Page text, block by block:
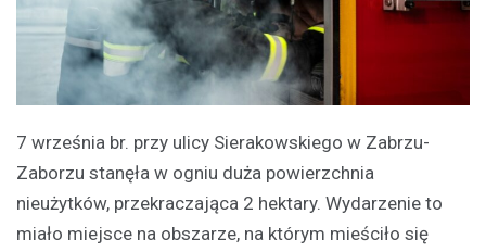
7 września br. przy ulicy Sierakowskiego w Zabrzu-
Zaborzu stanęła w ogniu duża powierzchnia
nieużytków, przekraczająca 2 hektary. Wydarzenie to
miało miejsce na obszarze, na którym mieściło się